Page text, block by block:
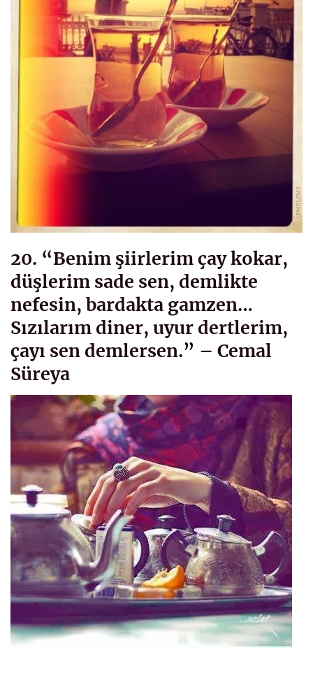
20. “Benim şiirlerim çay kokar,
düşlerim sade sen, demlikte
nefesin, bardakta gamzen…
Sızılarım diner, uyur dertlerim,
çayı sen demlersen.” – Cemal
Süreya